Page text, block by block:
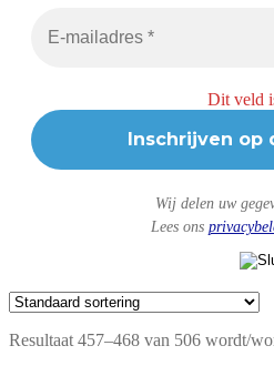
Dit veld
Wij delen uw
Lees ons
Resultaat 457–468 van 506 wordt/